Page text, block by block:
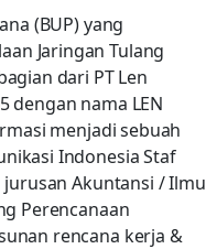
(BUP) yang
Jaringan Tulang
dari PT Len
dengan nama LEN
menjadi sebuah
Indonesia Staf
jurusan Akuntansi / Ilmu
Perencanaan
rencana kerja &